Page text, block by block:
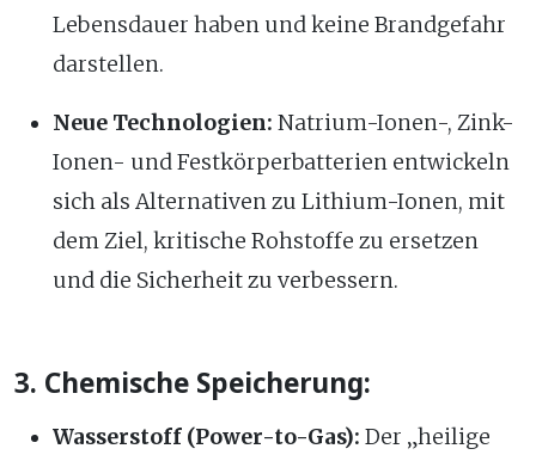
Lebensdauer haben und keine Brandgefahr
darstellen.
Neue Technologien: Natrium-Ionen-, Zink-
Ionen- und Festkörperbatterien entwickeln
sich als Alternativen zu Lithium-Ionen, mit
dem Ziel, kritische Rohstoffe zu ersetzen
und die Sicherheit zu verbessern.
3. Chemische Speicherung:
Wasserstoff (Power-to-Gas): Der „heilige